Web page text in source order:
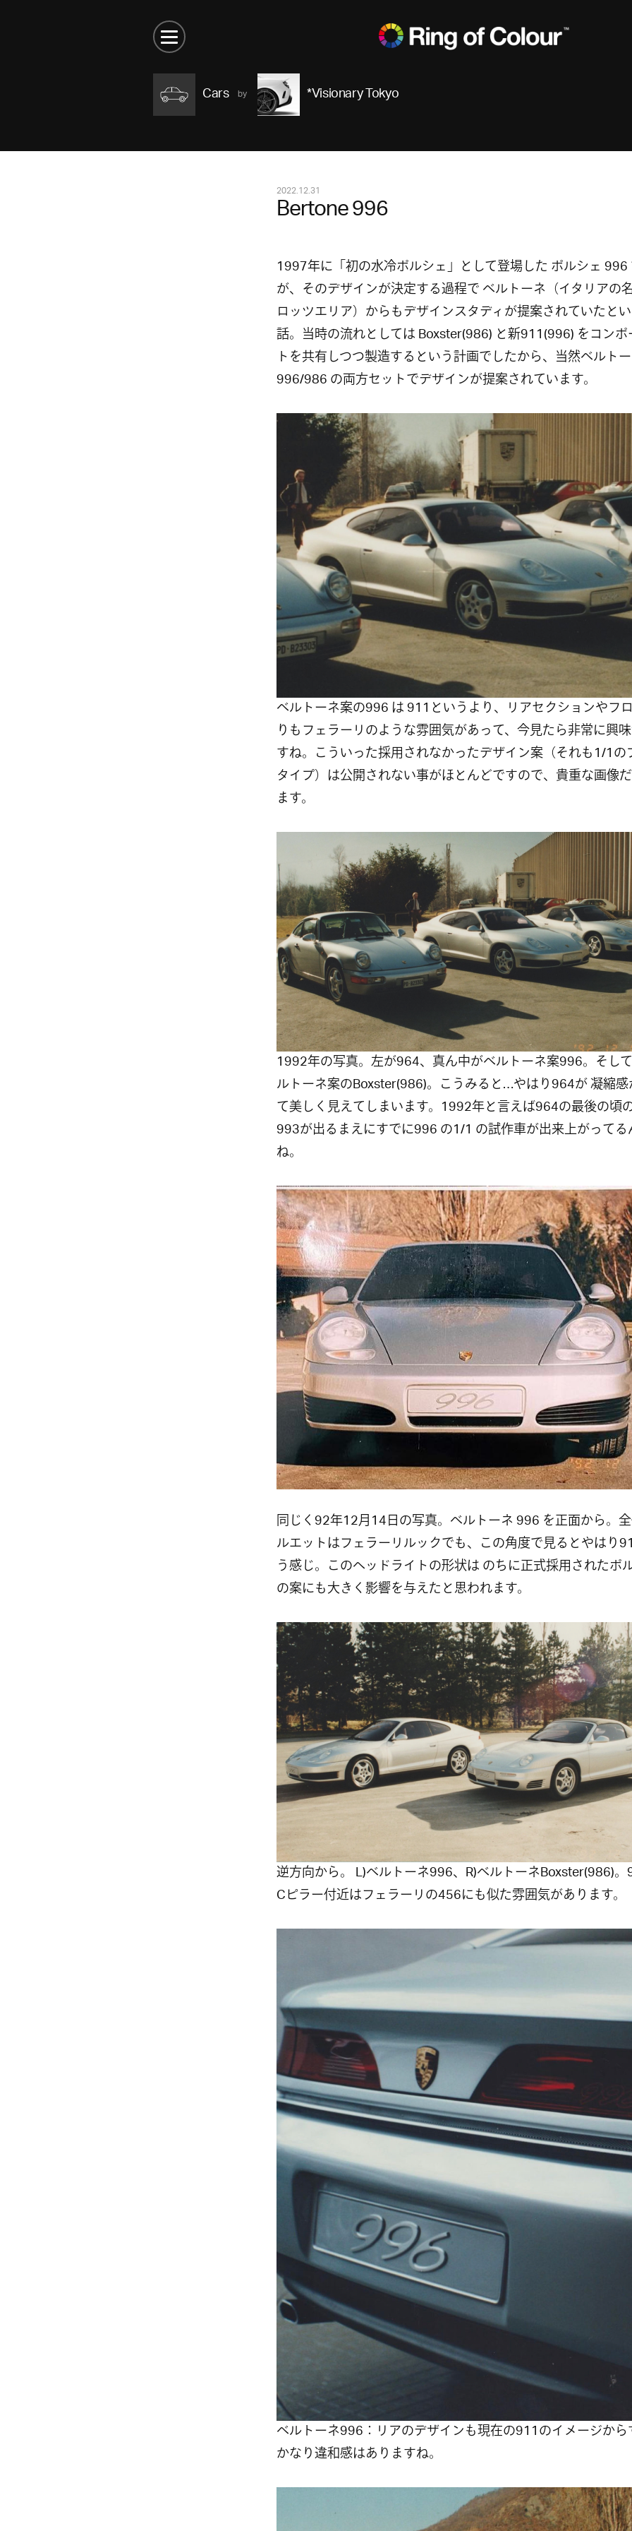
Cars *Visionary Tokyo
2022.12.31
Bertone 996
1997年に「初の水冷ポルシェ」として登場した ポルシェ
が、そのデザインが決定する過程で ベルトーネ（イタリアの
ロッツエリア）からもデザインスタディが提案されていたと
話。当時の流れとしては Boxster(986) と新911(996) をコン
トを共有しつつ製造するという計画でしたから、当然ベルト
996/986 の両方セットでデザインが提案されています。
ベルトーネ案の996 は 911というより、リアセクションやフ
りもフェラーリのような雰囲気があって、今見たら非常に興
すね。こういった採用されなかったデザイン案（それも1/1の
タイプ）は公開されない事がほとんどですので、貴重な画像
ます。
1992年の写真。左が964、真ん中がベルトーネ案996。そし
ルトーネ案のBoxster(986)。こうみると…やはり964が 凝縮
て美しく見えてしまいます。1992年と言えば964の最後の頃
993が出るまえにすでに996 の1/1 の試作車が出来上がって
ね。
同じく92年12月14日の写真。ベルトーネ 996 を正面から。
ルエットはフェラーリルックでも、この角度で見るとやはり
う感じ。このヘッドライトの形状は のちに正式採用されたポ
の案にも大きく影響を与えたと思われます。
逆方向から。 L)ベルトーネ996、R)ベルトーネBoxster(986)
Cピラー付近はフェラーリの456にも似た雰囲気があります。
ベルトーネ996：リアのデザインも現在の911のイメージか
かなり違和感はありますね。